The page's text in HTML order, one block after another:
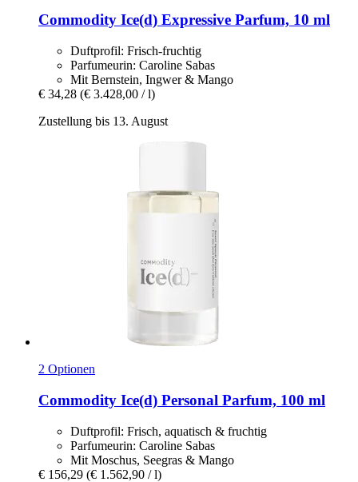
Commodity Ice(d) Expressive Parfum, 10 ml
Duftprofil: Frisch-fruchtig
Parfumeurin: Caroline Sabas
Mit Bernstein, Ingwer & Mango
€ 34,28 (€ 3.428,00 / l)
Zustellung bis 13. August
2 Optionen
Commodity Ice(d) Personal Parfum, 100 ml
Duftprofil: Frisch, aquatisch & fruchtig
Parfumeurin: Caroline Sabas
Mit Moschus, Seegras & Mango
€ 156,29 (€ 1.562,90 / l)